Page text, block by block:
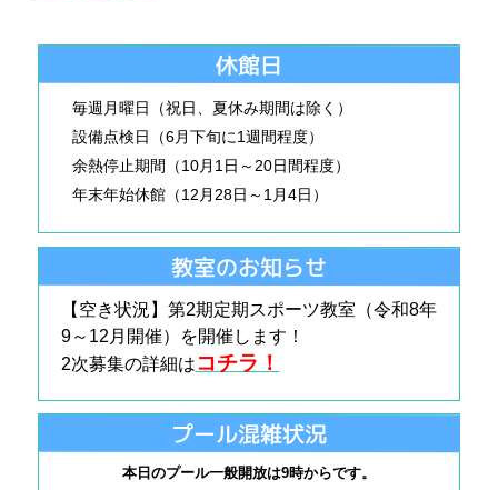
休館日
毎週月曜日（祝日、夏休み期間は除く）
設備点検日（6月下旬に1週間程度）
余熱停止期間（10月1日～20日間程度）
年末年始休館（12月28日～1月4日）
教室のお知らせ
【空き状況】第2期定期スポーツ教室（令和8年
9～12月開催）を開催します！
2次募集の詳細はコチラ！
プール混雑状況
本日のプール一般開放は9時からです。